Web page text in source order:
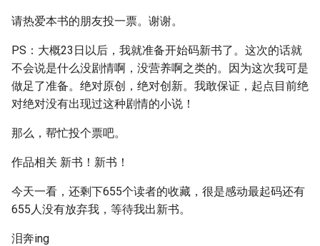
请热爱本书的朋友投一票。谢谢。
PS：大概23日以后，我就准备开始码新书了。这次的话就
不会说是什么没剧情啊，没营养啊之类的。因为这次我可是
做足了准备。绝对原创，绝对创新。我敢保证，起点目前绝
对绝对没有出现过这种剧情的小说！
那么，帮忙投个票吧。
作品相关 新书！新书！
今天一看，还剩下655个读者的收藏，很是感动最起码还有
655人没有放弃我，等待我出新书。
泪奔ing